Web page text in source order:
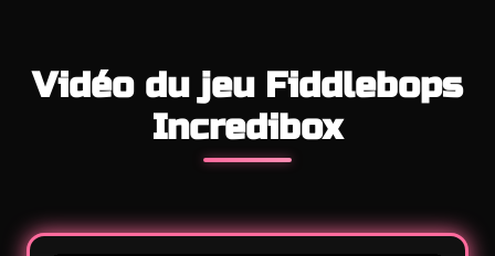
Vidéo du jeu Fiddlebops
Incredibox